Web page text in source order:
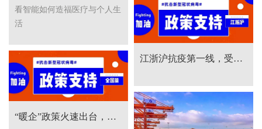
看智能如何造福医疗与个人生
活
江浙沪抗疫第一线，受影响的企业看进来！
“暖企”政策火速出台，一起打赢疫情抗击战